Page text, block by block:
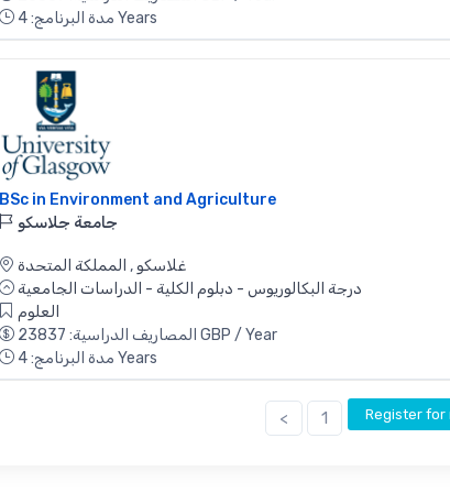
مدة البرنامج: 4 Years
BSc in Environment and Agriculture
جامعة جلاسكو
غلاسكو, المملكة المتحدة
درجة البكالوريوس - دبلوم الكلية - الدراسات الجامعية
العلوم
المصاريف الدراسية: 23837 GBP / Year
مدة البرنامج: 4 Years
< 1 Register for